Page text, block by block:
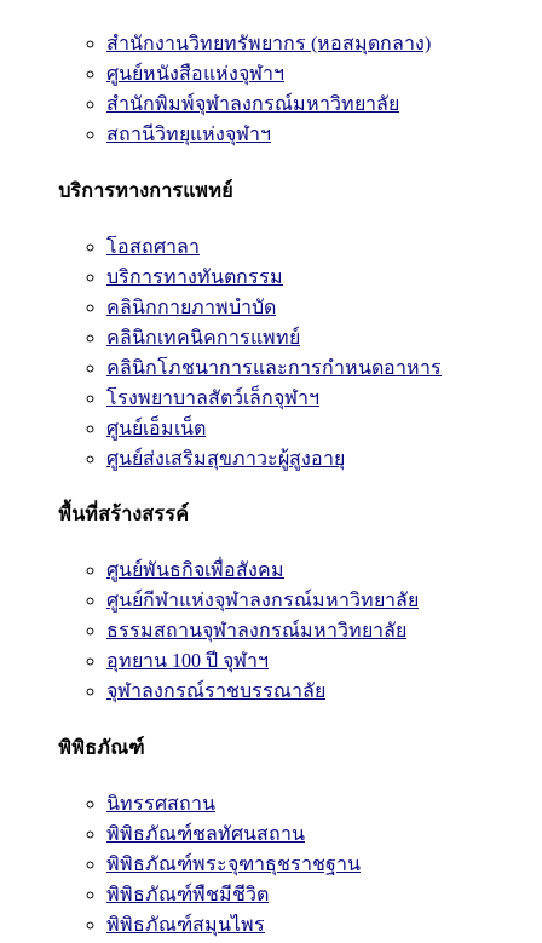
สำนักงานวิทยทรัพยากร (หอสมุดกลาง)
ศูนย์หนังสือแห่งจุฬาฯ
สำนักพิมพ์จุฬาลงกรณ์มหาวิทยาลัย
สถานีวิทยุแห่งจุฬาฯ
บริการทางการแพทย์
โอสถศาลา
บริการทางทันตกรรม
คลินิกกายภาพบำบัด
คลินิกเทคนิคการแพทย์
คลินิกโภชนาการและการกำหนดอาหาร
โรงพยาบาลสัตว์เล็กจุฬาฯ
ศูนย์เอ็มเน็ต
ศูนย์ส่งเสริมสุขภาวะผู้สูงอายุ
พื้นที่สร้างสรรค์
ศูนย์พันธกิจเพื่อสังคม
ศูนย์กีฬาแห่งจุฬาลงกรณ์มหาวิทยาลัย
ธรรมสถานจุฬาลงกรณ์มหาวิทยาลัย
อุทยาน 100 ปี จุฬาฯ
จุฬาลงกรณ์ราชบรรณาลัย
พิพิธภัณฑ์
นิทรรศสถาน
พิพิธภัณฑ์ชลทัศนสถาน
พิพิธภัณฑ์พระจุฑาธุชราชฐาน
พิพิธภัณฑ์พืชมีชีวิต
พิพิธภัณฑ์สมุนไพร